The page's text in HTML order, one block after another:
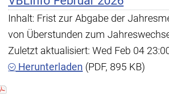
Inhalt: Frist zur Abgabe der
von Überstunden zum
Zuletzt aktualisiert: Wed Feb 04
Herunterladen (PDF, 895 KB)